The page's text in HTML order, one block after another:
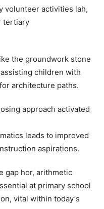
volunteer activities lah,
tertiary
the groundwork stone
children witһ
architecture paths.
approach activated
leads t᧐ improved
aspirations.
gap hor, arithmetic
at primary school
vital within tοdаy’ѕ